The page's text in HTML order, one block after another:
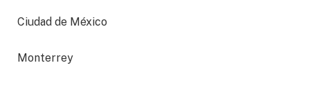
Ciudad de México
Monterrey